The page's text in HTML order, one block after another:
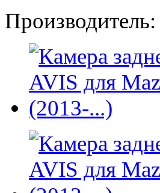
Производитель: